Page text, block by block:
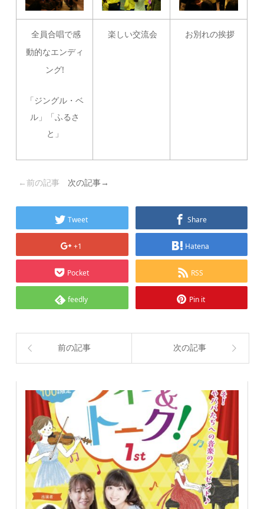
全員合唱で感
動的なエンディ
ング!
「ジングル・ベ
ル」「ふるさ
と」
楽しい交流会 お別れの挨拶
←前の記事 次の記事→
Tweet Share
+1 Hatena
Pocket RSS
feedly Pin it
前の記事 次の記事